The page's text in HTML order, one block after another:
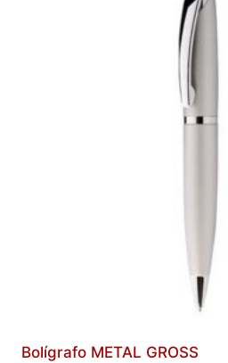
Bolígrafo METAL GROSS